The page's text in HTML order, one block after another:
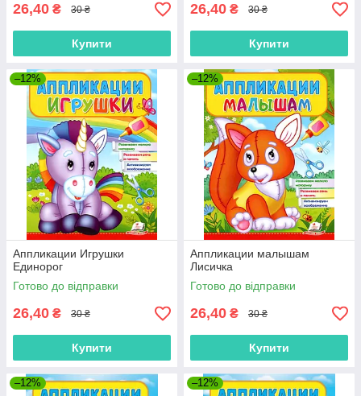
26,40 ₴ 30 ₴
Купити
26,40 ₴ 30 ₴
Купити
–12%
Аппликации Игрушки
Единорог
Готово до відправки
26,40 ₴ 30 ₴
Купити
–12%
Аппликации малышам
Лисичка
Готово до відправки
26,40 ₴ 30 ₴
Купити
–12% –12%